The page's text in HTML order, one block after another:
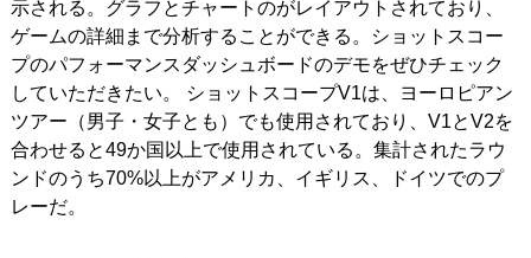
示される。グラフとチャートのがレイアウトされており、
ゲームの詳細まで分析することができる。ショットスコー
プのパフォーマンスダッシュボードのデモをぜひチェック
していただきたい。 ショットスコープV1は、ヨーロピアン
ツアー（男子・女子とも）でも使用されており、V1とV2を
合わせると49か国以上で使用されている。集計されたラウ
ンドのうち70%以上がアメリカ、イギリス、ドイツでのプ
レーだ。